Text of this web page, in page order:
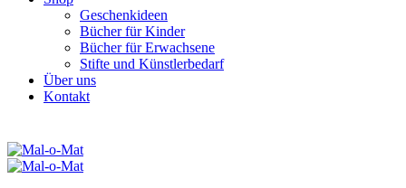
Geschenkideen
Bücher für Kinder
Bücher für Erwachsene
Stifte und Künstlerbedarf
Über uns
Kontakt